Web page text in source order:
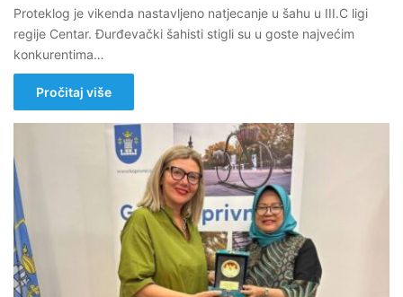
Proteklog je vikenda nastavljeno natjecanje u šahu u III.C ligi
regije Centar. Đurđevački šahisti stigli su u goste najvećim
konkurentima…
Pročitaj više